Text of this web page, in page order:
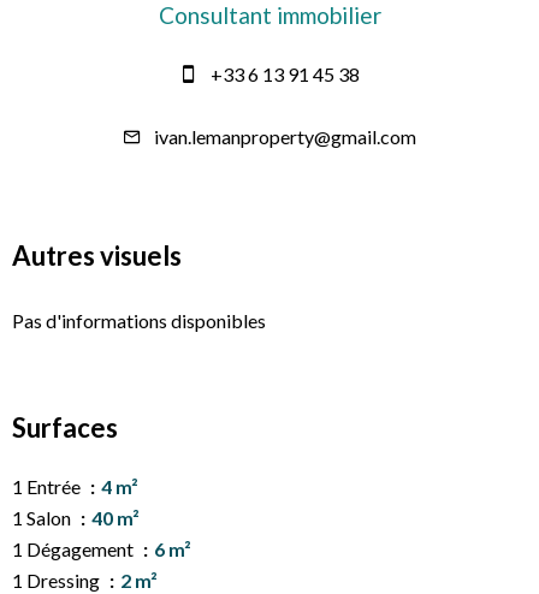
Consultant immobilier
+33 6 13 91 45 38
ivan.lemanproperty@gmail.com
Autres visuels
Pas d'informations disponibles
Surfaces
1 Entrée
4 m²
1 Salon
40 m²
1 Dégagement
6 m²
1 Dressing
2 m²